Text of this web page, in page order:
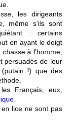
les dirigeants
même s’ils sont
: certains
en ayant le doigt
à l’homme,
persuadés de leur
(putain !) que des
Français, eux,
en lice ne sont pas